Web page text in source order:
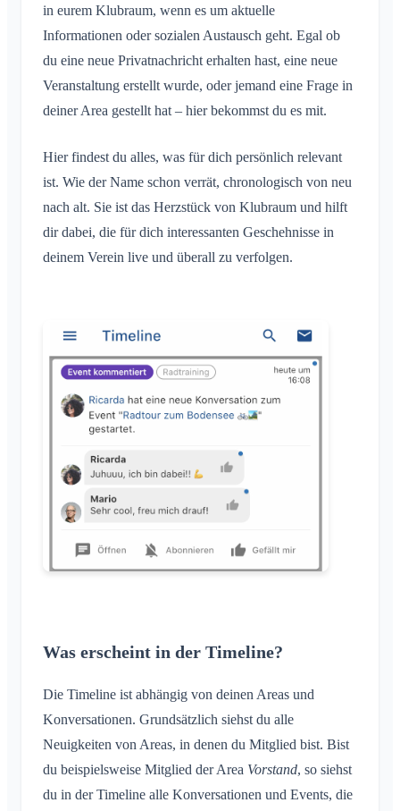
Kinder- & Gästeanmeldung
Standort teilen
Konversation zu Event
Lesebestätigung
Nachricht löschen
Benachrichtigungsprofile
Konversationen
Was ist eine Area?
Was ist eine Area-Gruppe?
Area erstellen
Area beitreten
Area verlassen
Private Area
Account & Einstellungen
Mehrere Klubräume
Weiterer Klubraum
Ausloggen
Profilbild ändern
Account schließen
Administration
Berechtigungen
Zusätzliche Admins
Mitglieder einladen
Einladungen erneut versenden
Areas verwalten
Beitrittsanfrage auf Vereinswebseite
Name des Klubraums ändern
Klubraum schließen
Use Cases
FAQ
in eurem Klubraum, wenn es um aktuelle
Informationen oder sozialen Austausch geht. Egal ob
du eine neue Privatnachricht erhalten hast, eine neue
Veranstaltung erstellt wurde, oder jemand eine Frage in
deiner Area gestellt hat – hier bekommst du es mit.
Hier findest du alles, was für dich persönlich relevant
ist. Wie der Name schon verrät, chronologisch von neu
nach alt. Sie ist das Herzstück von Klubraum und hilft
dir dabei, die für dich interessanten Geschehnisse in
deinem Verein live und überall zu verfolgen.
Was erscheint in der Timeline?
Die Timeline ist abhängig von deinen Areas und
Konversationen. Grundsätzlich siehst du alle
Neuigkeiten von Areas, in denen du Mitglied bist. Bist
du beispielsweise Mitglied der Area Vorstand, so siehst
du in der Timeline alle Konversationen und Events, die